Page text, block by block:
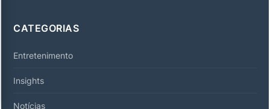
CATEGORIAS
Entretenimento
Insights
Notícias